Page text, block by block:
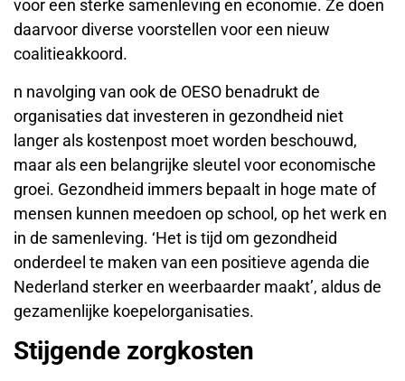
voor een sterke samenleving en economie. Ze doen
daarvoor diverse voorstellen voor een nieuw
coalitieakkoord.
n navolging van ook de OESO benadrukt de
organisaties dat investeren in gezondheid niet
langer als kostenpost moet worden beschouwd,
maar als een belangrijke sleutel voor economische
groei. Gezondheid immers bepaalt in hoge mate of
mensen kunnen meedoen op school, op het werk en
in de samenleving. ‘Het is tijd om gezondheid
onderdeel te maken van een positieve agenda die
Nederland sterker en weerbaarder maakt’, aldus de
gezamenlijke koepelorganisaties.
Stijgende zorgkosten